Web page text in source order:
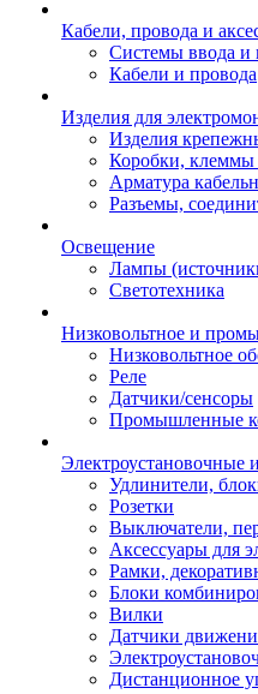
Кабели, провода и
Системы ввода и
Кабели и провода
Изделия для
Изделия
Коробки, клеммы
Арматура
Разъемы,
Освещение
Лампы
Светотехника
Низковольтное и
Низковольтное
Реле
Датчики/сенсоры
Промышленные
Электроустановочные
Удлинители,
Розетки
Выключатели,
Аксессуары для
Рамки,
Блоки
Вилки
Датчики
Дистанционное